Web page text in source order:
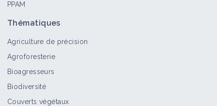
PPAM
Thématiques
Agriculture de précision
Agroforesterie
Bioagresseurs
Biodiversité
Couverts végétaux